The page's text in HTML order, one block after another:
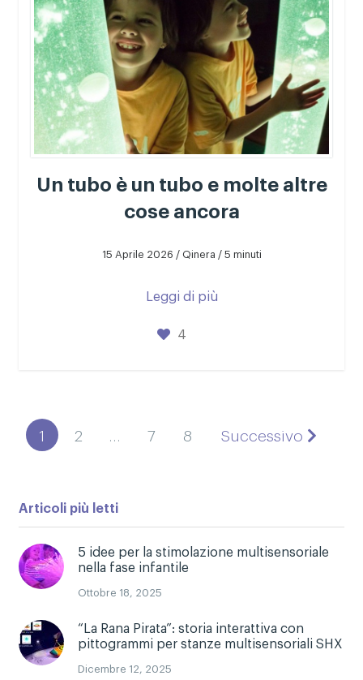
Un tubo è un tubo e molte altre
cose ancora
15 Aprile 2026 / Qinera / 5 minuti
Leggi di più
4
1 2 … 7 8 Successivo
Articoli più letti
5 idee per la stimolazione multisensoriale
nella fase infantile
Ottobre 18, 2025
“La Rana Pirata”: storia interattiva con
pittogrammi per stanze multisensoriali SHX
Dicembre 12, 2025